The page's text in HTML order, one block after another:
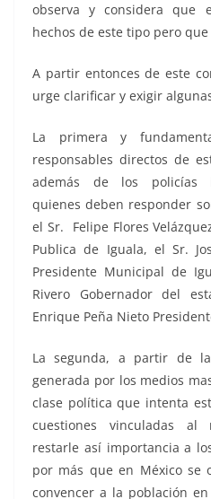
observa y considera que
hechos de este tipo pero
A partir entonces de este
urge clarificar y exigir
La primera y
responsables directos de
además de los policías
quienes deben responder
el Sr. Felipe Flores
Publica de Iguala, el Sr.
Presidente Municipal de
Rivero Gobernador del
Enrique Peña Nieto
La segunda, a partir de
generada por los medios
clase política que intenta
cuestiones vinculadas al
restarle así importancia a
por más que en México se
convencer a la población